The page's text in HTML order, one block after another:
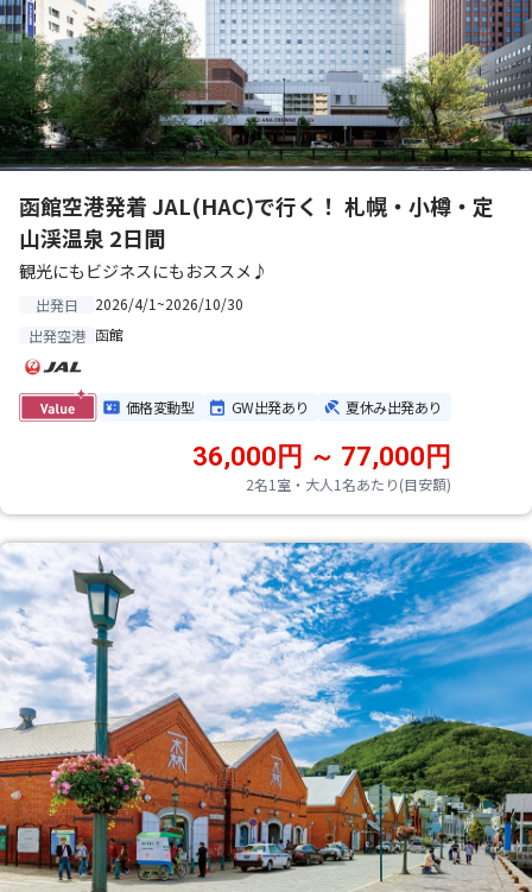
函館空港発着 JAL(HAC)で行く！ 札幌・小樽・定
山渓温泉 2日間
観光にもビジネスにもおススメ♪
出発日
2026/4/1~2026/10/30
出発空港 函館
価格変動型 GW出発あり 夏休み出発あり
2名1室・大人1名あたり(目安額)
36,000円 ～ 77,000円